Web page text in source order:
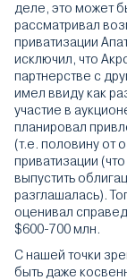
деле, это может
рассматривал
приватизации
исключил, что
партнерстве с
имел ввиду как
участие в
планировал
(т.е. половину от
приватизации
выпустить
разглашалась).
оценивал
$600-700 млн.
С нашей точки
быть даже